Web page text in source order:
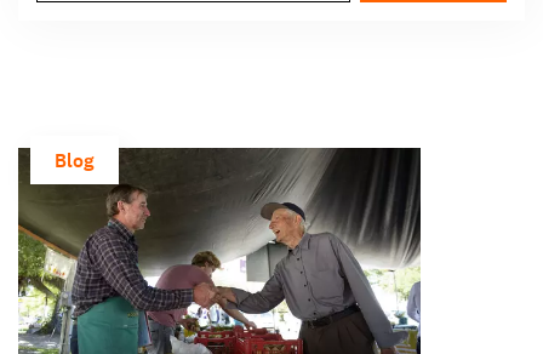
Blog